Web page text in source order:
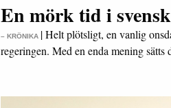
En mörk tid i
– KRÖNIKA |Helt plötsligt, en vanlig
regeringen. Med en enda mening